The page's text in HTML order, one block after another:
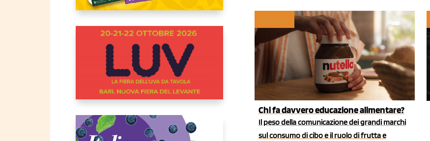
Chi fa davvero educazione alimentare?
Il peso della comunicazione dei grandi marchi
sul consumo di cibo e il ruolo di frutta e